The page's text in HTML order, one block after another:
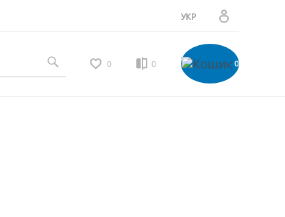
УКР
РУС
Особистий кабінет
0 0 0